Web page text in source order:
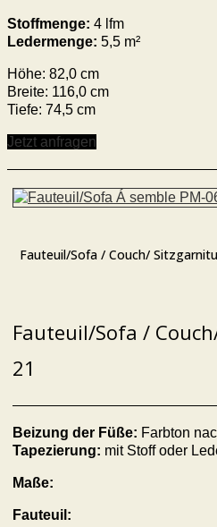
Stoffmenge: 4 lfm
Ledermenge: 5,5 m²
Höhe: 82,0 cm
Breite: 116,0 cm
Tiefe: 74,5 cm
Jetzt anfragen
Fauteuil/Sofa / Couch/
Fauteuil/Sofa /
21
Beizung der Füße: Farbton
Tapezierung: mit Stoff oder
Maße:
Fauteuil: